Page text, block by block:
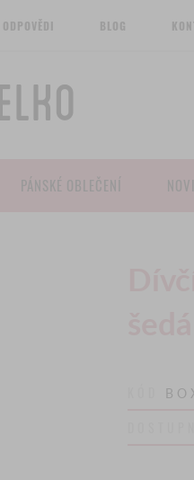
BLOG
PÁNSKÉ OBLEČENÍ